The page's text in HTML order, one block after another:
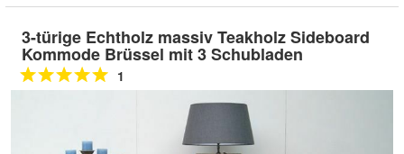
3-türige Echtholz massiv Teakholz Sideboard
Kommode Brüssel mit 3 Schubladen
1